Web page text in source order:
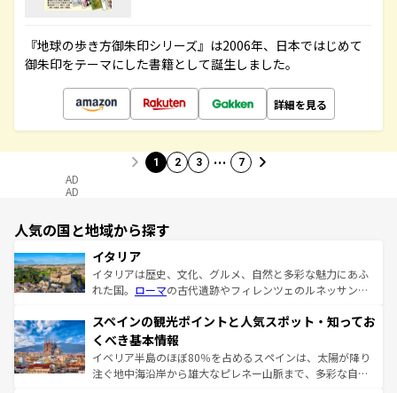
『地球の歩き方御朱印シリーズ』は2006年、日本ではじめて
御朱印をテーマにした書籍として誕生しました。
詳細を見る
1 2 3 … 7
AD
AD
人気の国と地域から探す
イタリア
イタリアは歴史、文化、グルメ、自然と多彩な魅力にあふ
れた国。 ローマの古代遺跡やフィレンツェのルネッサンス
ろん、トスカーナの美しい田園風景やアマルフィ海岸の絶
景など、自然景観も見逃せない。観光の合間には、本場の
ピザやパスタなど、絶品のイタリア料理を堪能することも
できる。朝目覚めてから夜眠るまで、すべての瞬間を楽し
スペインの観光ポイントと人気スポット・知ってお
くべき基本情報
イベリア半島のほぼ80％を占めるスペインは、太陽が降り
注ぐ地中海沿岸から雄大なピレネー山脈まで、多彩な自然